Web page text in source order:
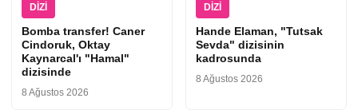
DIZI
Bomba transfer! Caner
Cindoruk, Oktay
Kaynarcal'ı "Hamal"
dizisinde
8 Ağustos 2026
DIZI
Hande Elaman, "Tutsak
Sevda" dizisinin
kadrosunda
8 Ağustos 2026